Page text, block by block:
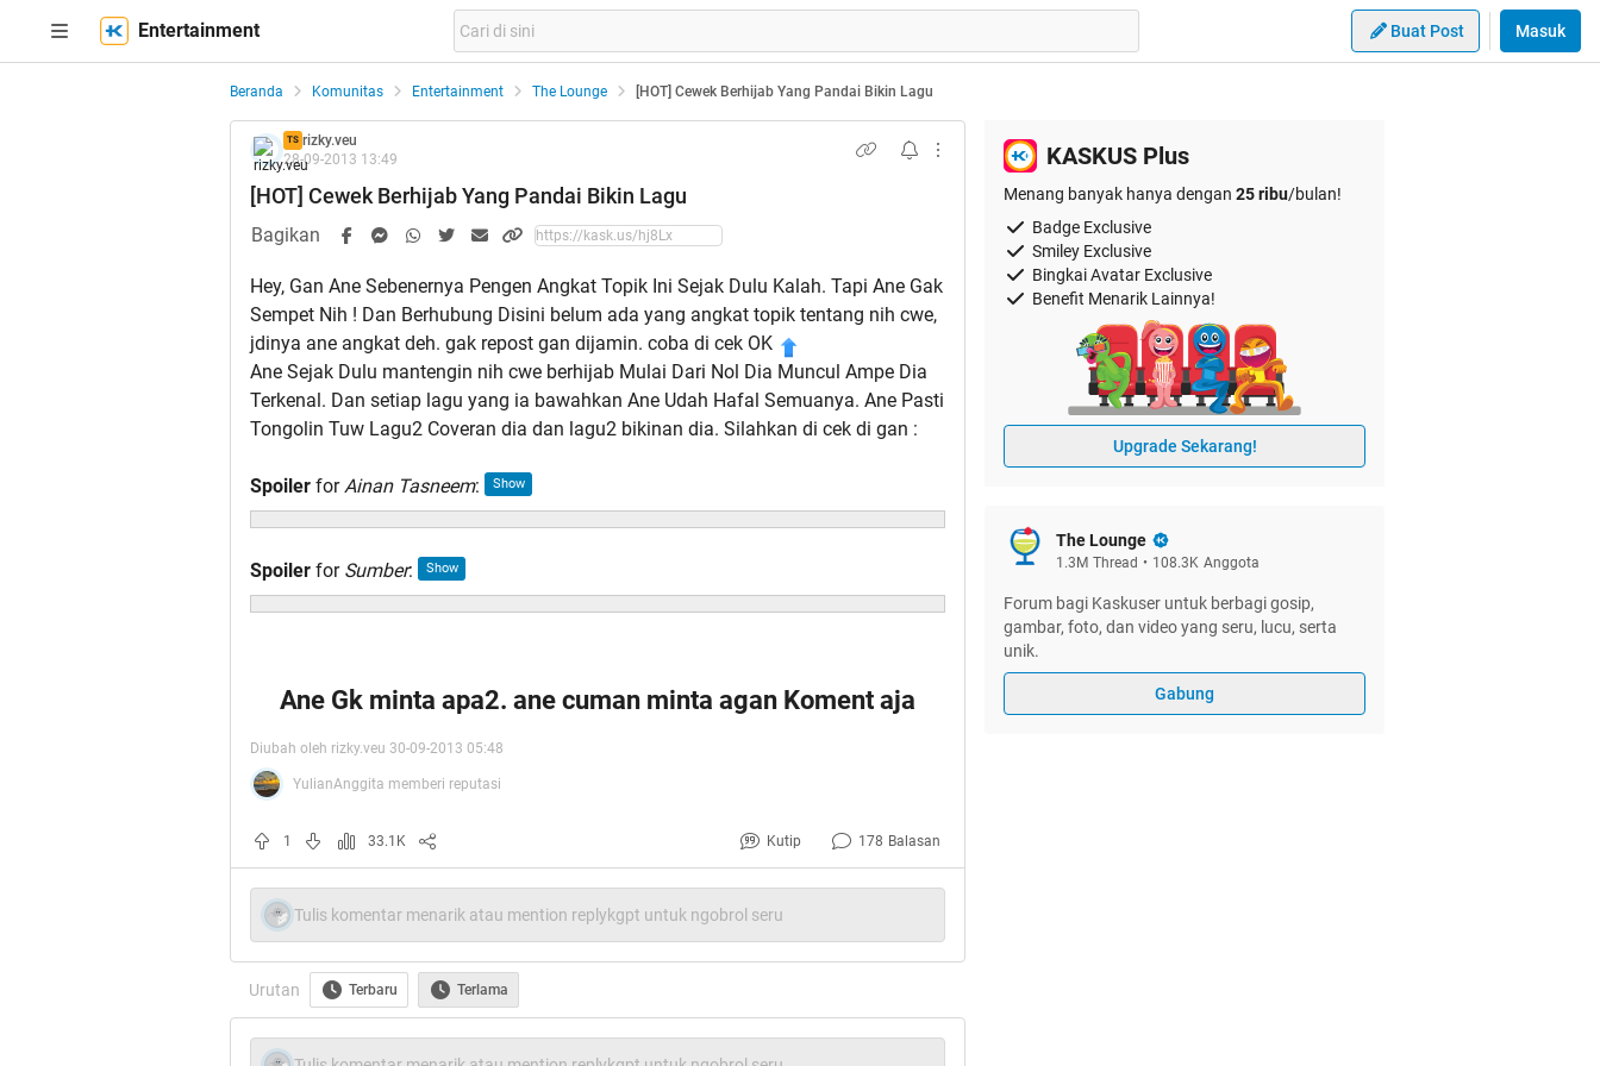
Entertainment Buat Post Masuk
Beranda Komunitas Entertainment The Lounge [HOT] Cewek Berhijab Yang Pandai Bikin Lagu
TS rizky.veu
28-09-2013 13:49
[HOT] Cewek Berhijab Yang Pandai Bikin Lagu
Bagikan
Hey, Gan Ane Sebenernya Pengen Angkat Topik Ini Sejak Dulu Kalah. Tapi Ane Gak
Sempet Nih ! Dan Berhubung Disini belum ada yang angkat topik tentang nih cwe,
jdinya ane angkat deh. gak repost gan dijamin. coba di cek OK
Ane Sejak Dulu mantengin nih cwe berhijab Mulai Dari Nol Dia Muncul Ampe Dia
Terkenal. Dan setiap lagu yang ia bawahkan Ane Udah Hafal Semuanya. Ane Pasti
Tongolin Tuw Lagu2 Coveran dia dan lagu2 bikinan dia. Silahkan di cek di gan :
Spoiler forAinan Tasneem:
Spoiler for Sumber:
Ane Gk minta apa2. ane cuman minta agan Koment aja
Diubah oleh rizky.veu 30-09-2013 05:48
YulianAnggita memberi reputasi
1 33.1K Kutip 178 Balasan
Tulis komentar menarik atau mention replykgpt untuk ngobrol seru
Urutan Terbaru Terlama
KASKUS Plus
Menang banyak hanya dengan 25 ribu/bulan!
Badge Exclusive
Smiley Exclusive
Bingkai Avatar Exclusive
Benefit Menarik Lainnya!
Upgrade Sekarang!
The Lounge
1.3M Thread • 108.3K Anggota
Forum bagi Kaskuser untuk berbagi gosip,
gambar, foto, dan video yang seru, lucu, serta
unik.
Gabung